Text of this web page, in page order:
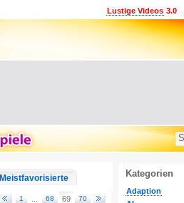
Lustige Videos 3.0
Meistfavorisierte
1 68 69 70
Kategorien
Adaption